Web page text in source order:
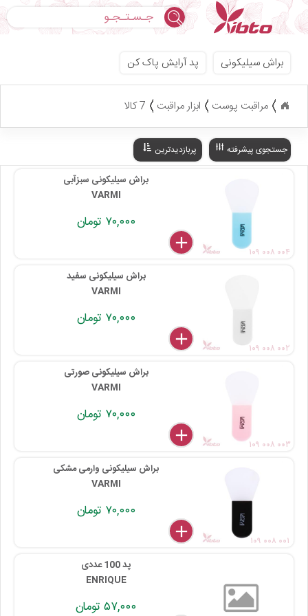
جستجو
براش سیلیکونی پد آرایش پاک کن
مراقبت پوست ابزار مراقبت 7 کالا
جستجوی پیشرفته پربازدیدترین
براش سیلیکونی سبزآبی
VARMI
۷۰,۰۰۰ تومان
delete
remove
add
۱۰۹ ۰۰۸ ۰۰۴
براش سیلیکونی سفید
VARMI
۷۰,۰۰۰ تومان
delete
remove
add
۱۰۹ ۰۰۸ ۰۰۲
براش سیلیکونی صورتی
VARMI
۷۰,۰۰۰ تومان
delete
remove
add
۱۰۹ ۰۰۸ ۰۰۳
براش سیلیکونی وارمی مشکی
VARMI
۷۰,۰۰۰ تومان
delete
remove
add
۱۰۹ ۰۰۸ ۰۰۱
پد 100 عددی
ENRIQUE
۵۷,۰۰۰ تومان